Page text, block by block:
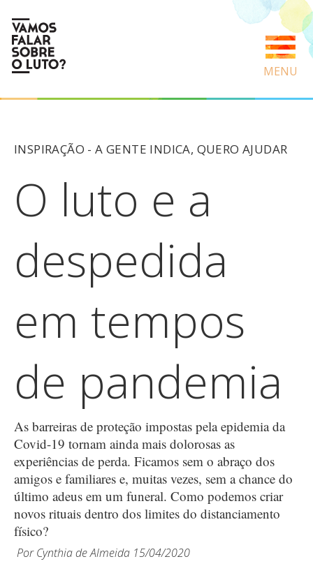
MENU
INSPIRAÇÃO -A GENTE INDICA, QUERO AJUDAR
O luto e a
despedida
em tempos
de pandemia
As barreiras de proteção impostas pela epidemia da
Covid-19 tornam ainda mais dolorosas as
experiências de perda. Ficamos sem o abraço dos
amigos e familiares e, muitas vezes, sem a chance do
último adeus em um funeral. Como podemos criar
novos rituais dentro dos limites do distanciamento
físico?
PorCynthia de Almeida 15/04/2020